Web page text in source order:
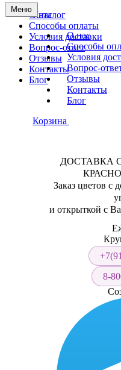
Меню
О нас
Способы оплаты
Условия доставки
Вопрос-ответ
Отзывы
Контакты
Блог
Каталог
О нас
Способы
Условия
Вопрос-
Отзывы
Контакты
Блог
Корзина
ДОСТАВКА
Заказ цветов с
и открыткой с
8-